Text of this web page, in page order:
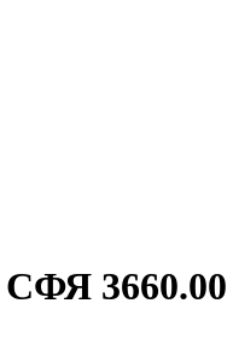
3660.00